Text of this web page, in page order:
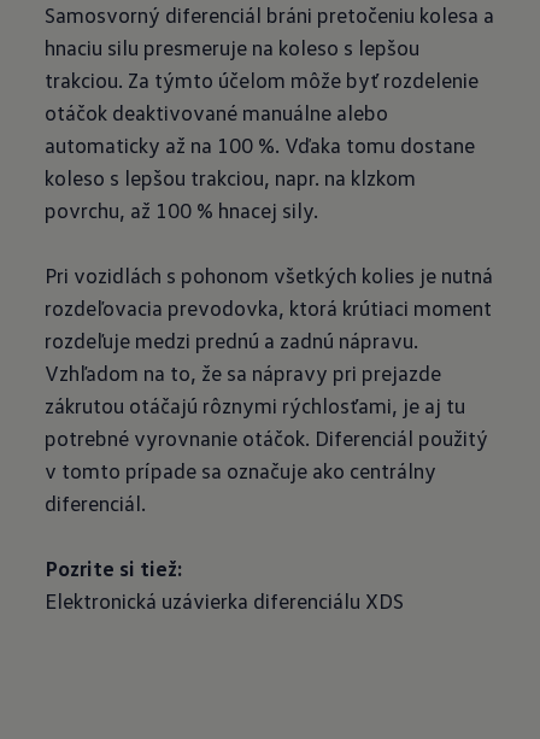
Samosvorný diferenciál bráni pretočeniu kolesa a
hnaciu silu presmeruje na koleso s lepšou
trakciou. Za týmto účelom môže byť rozdelenie
otáčok deaktivované manuálne alebo
automaticky až na 100 %. Vďaka tomu dostane
koleso s lepšou trakciou, napr. na klzkom
povrchu, až 100 % hnacej sily.
Pri vozidlách s pohonom všetkých kolies je nutná
rozdeľovacia prevodovka, ktorá krútiaci moment
rozdeľuje medzi prednú a zadnú nápravu.
Vzhľadom na to, že sa nápravy pri prejazde
zákrutou otáčajú rôznymi rýchlosťami, je aj tu
potrebné vyrovnanie otáčok. Diferenciál použitý
v tomto prípade sa označuje ako centrálny
diferenciál.
Pozrite si tiež:
Elektronická uzávierka diferenciálu XDS